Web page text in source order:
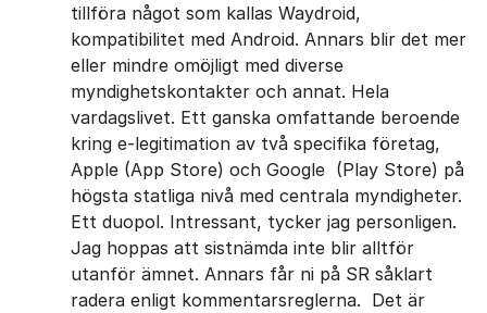
tillföra något som kallas Waydroid,
kompatibilitet med Android. Annars blir det ​mer
eller mindre omöjligt med diverse
myndighetskontakter och annat. ​Hela
vardagslivet. Ett ​ganska omfattande beroende
kring e-legitimation ​av två specifika företag,
Apple (App Store) och Google ​ (Play Store) på
högsta statliga ​nivå med centrala myndigheter. ​
Ett duopol. Intressant, tycker jag ​personligen.
Jag hoppas att sistnämda inte blir alltför
utanför ämnet. Annars får ni på SR ​såklart
radera enligt kommentarsreglerna. Det är